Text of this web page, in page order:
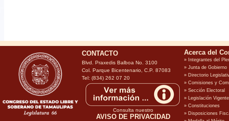
CONTACTO
Blvd. Praxedis Balboa No. 3100
Col. Parque Bicentenario, C.P. 87083
Tel: (834) 262 07 20
Consulta nuestro
AVISO DE PRIVACIDAD